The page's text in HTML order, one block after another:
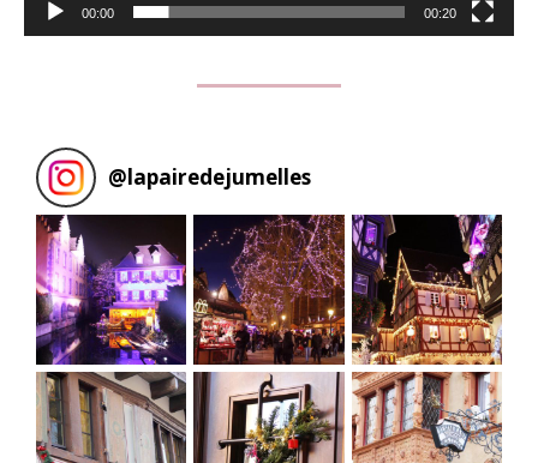
00:00 00:20
@lapairedejumelles